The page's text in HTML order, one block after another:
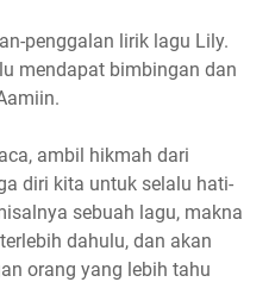
penggalan lirik lagu Lily.
mendapat bimbingan dan
ambil hikmah dari
diri kita untuk selalu hati-
sebuah lagu, makna
dahulu, dan akan
orang yang lebih tahu